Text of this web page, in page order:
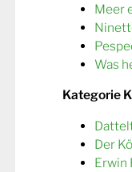
Meer
Was
Kategorie
Der
Erwin